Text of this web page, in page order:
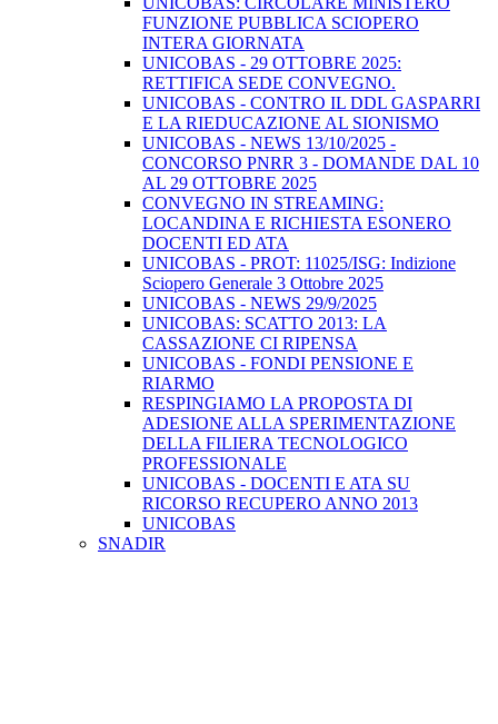
FUNZIONE PUBBLICA SCIOPERO
INTERA GIORNATA
UNICOBAS - 29 OTTOBRE 2025:
RETTIFICA SEDE CONVEGNO.
UNICOBAS - CONTRO IL DDL GASPARRI
E LA RIEDUCAZIONE AL SIONISMO
UNICOBAS - NEWS 13/10/2025 -
CONCORSO PNRR 3 - DOMANDE DAL 10
AL 29 OTTOBRE 2025
CONVEGNO IN STREAMING:
LOCANDINA E RICHIESTA ESONERO
DOCENTI ED ATA
UNICOBAS - PROT: 11025/ISG: Indizione
Sciopero Generale 3 Ottobre 2025
UNICOBAS - NEWS 29/9/2025
UNICOBAS: SCATTO 2013: LA
CASSAZIONE CI RIPENSA
UNICOBAS - FONDI PENSIONE E
RIARMO
RESPINGIAMO LA PROPOSTA DI
ADESIONE ALLA SPERIMENTAZIONE
DELLA FILIERA TECNOLOGICO
PROFESSIONALE
UNICOBAS - DOCENTI E ATA SU
RICORSO RECUPERO ANNO 2013
UNICOBAS
SNADIR